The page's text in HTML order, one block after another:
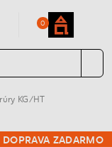
0
KG/HT
DOPRAVA ZADARMO